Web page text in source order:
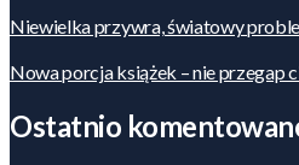
Niewielka przywra, światowy
Nowa porcja książek – nie przegap
Ostatnio